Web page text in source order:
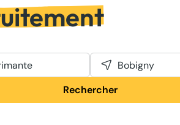
Bobigny
Rechercher